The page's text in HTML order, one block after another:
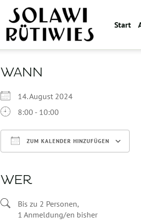
Start
WANN
14. August 2024
8:00 - 10:00
ZUM KALENDER HINZUFÜGEN
WER
Bis zu 2 Personen,
1 Anmeldung/en bisher